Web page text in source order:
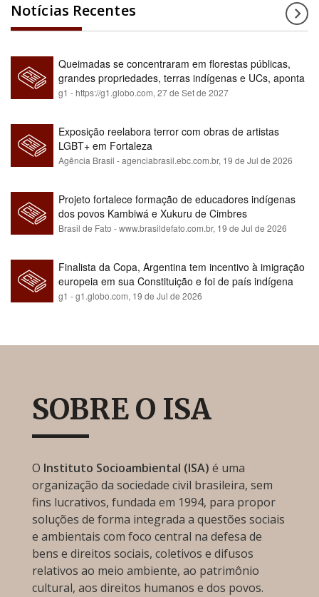
Notícias Recentes
Queimadas se concentraram em florestas públicas,
grandes propriedades, terras indígenas e UCs, aponta
relatório
g1 - https://g1.globo.com,27 de Set de 2027
Exposição reelabora terror com obras de artistas
LGBT+ em Fortaleza
Agência Brasil - agenciabrasil.ebc.com.br, 19 de Jul de 2026
Projeto fortalece formação de educadores indígenas
dos povos Kambiwá e Xukuru de Cimbres
Brasil de Fato - www.brasildefato.com.br, 19 de Jul de 2026
Finalista da Copa, Argentina tem incentivo à imigração
europeia em sua Constituição e foi de país indígena
para maioria branca
g1 - g1.globo.com, 19 de Jul de 2026
SOBRE O ISA
O Instituto Socioambiental (ISA) é uma
organização da sociedade civil brasileira, sem
fins lucrativos, fundada em 1994, para propor
soluções de forma integrada a questões sociais
e ambientais com foco central na defesa de
bens e direitos sociais, coletivos e difusos
relativos ao meio ambiente, ao patrimônio
cultural, aos direitos humanos e dos povos.